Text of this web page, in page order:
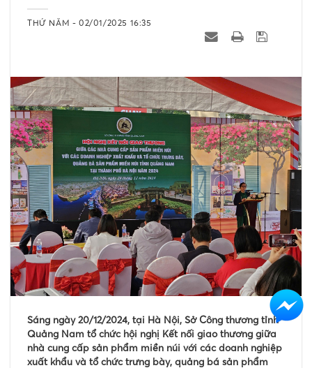
THỨ NĂM - 02/01/2025 16:35
Sáng ngày 20/12/2024, tại Hà Nội, Sở Công thương tỉnh
Quảng Nam tổ chức hội nghị Kết nối giao thương giữa
nhà cung cấp sản phẩm miền núi với các doanh nghiệp
xuất khẩu và tổ chức trưng bày, quảng bá sản phẩm